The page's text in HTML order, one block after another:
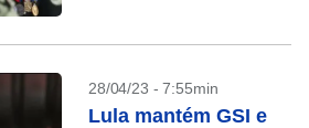
28/04/23 - 7:55min
Lula mantém GSI e